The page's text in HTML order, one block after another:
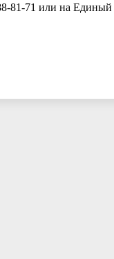
81-71 или на Единый